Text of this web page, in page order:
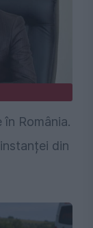
România.
din